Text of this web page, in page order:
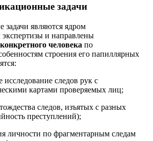
задачи
являются ядром
экспертизы и направлены
человека по
строения его папиллярных
исследование следов рук с
картами проверяемых лиц;
следов, изъятых с разных
преступлений);
личности по фрагментарным следам